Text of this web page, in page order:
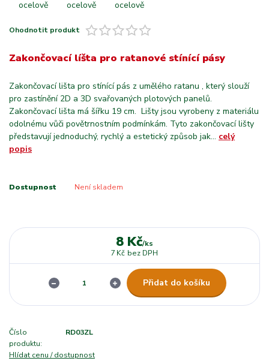
Ohodnotit produkt
Zakončovací líšta pro ratanové stínící pásy
Zakončovací lišta pro stínící pás z umělého ratanu , který slouží
pro zastínění 2D a 3D svařovaných plotových panelů.
Zakončovací lišta má šířku 19 cm. Lišty jsou vyrobeny z materiálu
odolnému vůči povětrnostním podmínkám. Tyto zakončovací lišty
představují jednoduchý, rychlý a estetický způsob jak... celý
popis
Dostupnost Není skladem
8 Kč/ks
7 Kč bez DPH
Přidat do košíku
Číslo
produktu:
RD03ZL
Hlídat cenu / dostupnost